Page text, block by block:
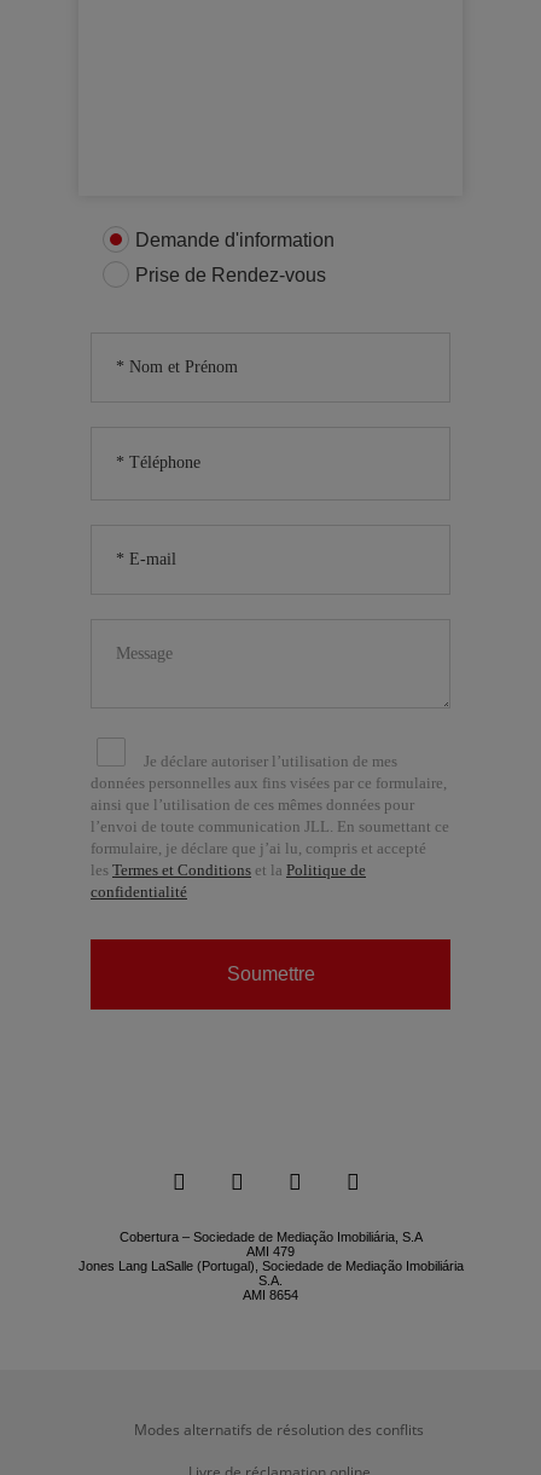
Demande d'information
Prise de Rendez-vous
Je déclare autoriser l’utilisation de mes
données personnelles aux fins visées par ce formulaire,
ainsi que l’utilisation de ces mêmes données pour
l’envoi de toute communication JLL. En soumettant ce
formulaire, je déclare que j’ai lu, compris et accepté
les Termes et Conditions et la Politique de
confidentialité
Soumettre
Cobertura – Sociedade de Mediação Imobiliária, S.A
AMI 479
Jones Lang LaSalle (Portugal), Sociedade de Mediação Imobiliária
S.A.
AMI 8654
   
Modes alternatifs de résolution des conflits